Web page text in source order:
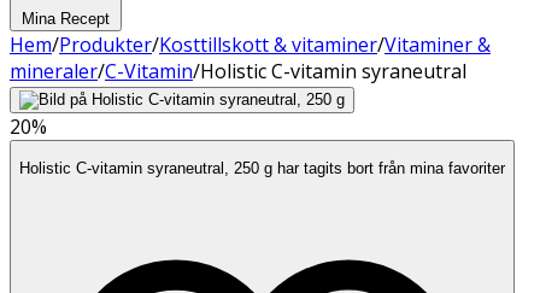
Mina Recept
Hem/Produkter/Kosttillskott & vitaminer/Vitaminer &
mineraler/C-Vitamin/Holistic C-vitamin syraneutral
20%
Holistic C-vitamin syraneutral, 250 g har tagits bort från mina favoriter